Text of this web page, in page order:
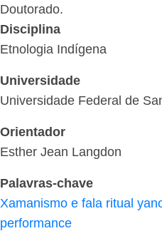
Doutorado.
Disciplina
Etnologia Indígena
Universidade
Universidade Federal de
Orientador
Esther Jean Langdon
Palavras-chave
Xamanismo e fala ritual
performance